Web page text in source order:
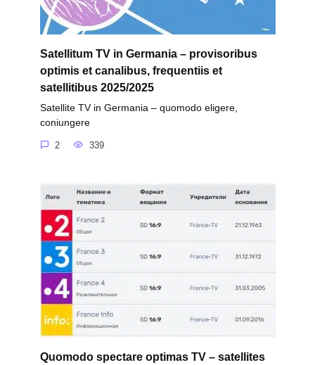
Satellitum TV in Germania – provisoribus
optimis et canalibus, frequentiis et
satellitibus 2025/2025
Satellite TV in Germania – quomodo eligere,
coniungere
2 339
Quomodo spectare optimas TV – satellites